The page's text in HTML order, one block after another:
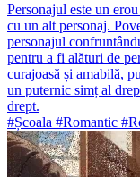
Personajul este un
cu un alt personaj.
personajul
pentru a fi alături de
curajoasă și amabilă,
un puternic simț al
drept.
#Școala #Romantic